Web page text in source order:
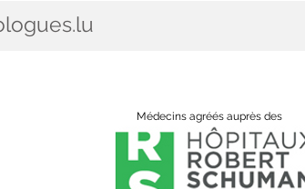
Médecins agréés auprès des